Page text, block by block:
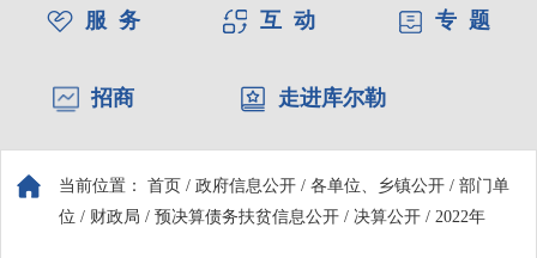
服 务 互 动 专 题
招商 走进库尔勒
当前位置： 首页 / 政府信息公开 / 各单位、乡镇公开 / 部门单
位 / 财政局 / 预决算债务扶贫信息公开 / 决算公开 / 2022年